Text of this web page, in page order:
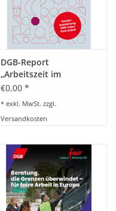
DGB-Report
„Arbeitszeit im
öffentlichen Dienst“
€0,00 *
* exkl. MwSt. zzgl.
Versandkosten